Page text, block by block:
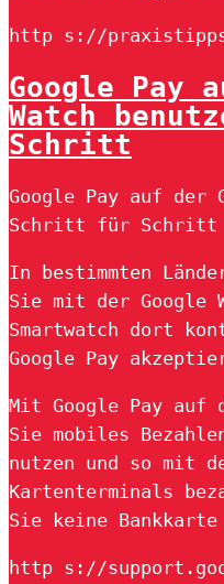
http s://
Google Pay
Watch
Schritt
Google Pay auf der
Schritt für Schritt
In bestimmten
Sie mit der Google
Smartwatch dort
Google Pay
Mit Google Pay auf
Sie mobiles
nutzen und so mit
Kartenterminals
Sie keine
http s://